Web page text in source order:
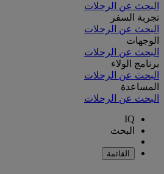
البحث عن الرحلات
تجربة السفر
البحث عن الرحلات
الوجهات
البحث عن الرحلات
برنامج الولاء
البحث عن الرحلات
المساعدة
البحث عن الرحلات
IQ
البحث
القائمة